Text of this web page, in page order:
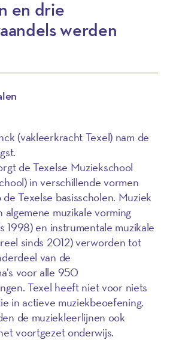
en drie
werden
(vakleerkracht Texel) nam de
de Texelse Muziekschool
in verschillende vormen
Texelse basisscholen. Muziek
algemene muzikale vorming
1998) en instrumentale muzikale
sinds 2012) verworden tot
van de
voor alle 950
Texel heeft niet voor niets
in actieve muziekbeoefening.
de muziekleerlijnen ook
voortgezet onderwijs.